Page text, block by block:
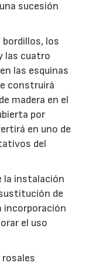
sucesión
los
las cuatro
las esquinas
construirá
madera en el
por
en uno de
del
la instalación
de
incorporación
el uso